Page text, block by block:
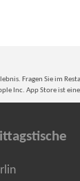
Fragen Sie im
Inc. App Store ist